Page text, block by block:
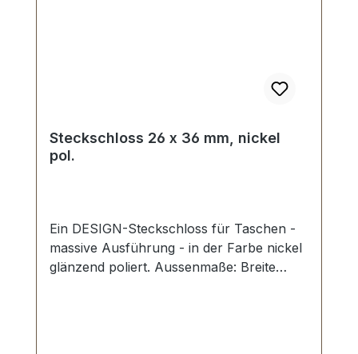
Steckschloss 26 x 36 mm, nickel
pol.
Ein DESIGN-Steckschloss für Taschen -
massive Ausführung - in der Farbe nickel
glänzend poliert. Aussenmaße: Breite